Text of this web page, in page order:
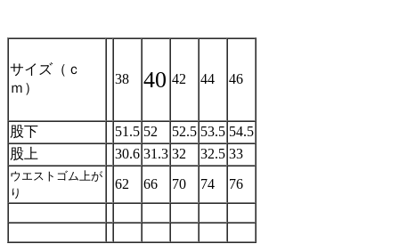
サイズ（ｃ
ｍ）
38 40 42 44 46
股下 51.5 52 52.5 53.5 54.5
股上
30.6 31.3 32 32.5 33
ウエストゴム上が
り
62 66 70 74 76